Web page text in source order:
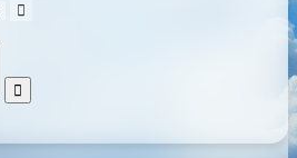

